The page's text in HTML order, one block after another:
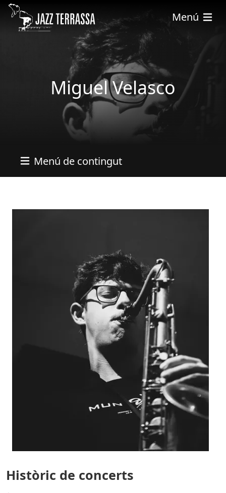
Vés al contingut
Menú
Miguel Velasco
Menú de contingut
Històric de concerts